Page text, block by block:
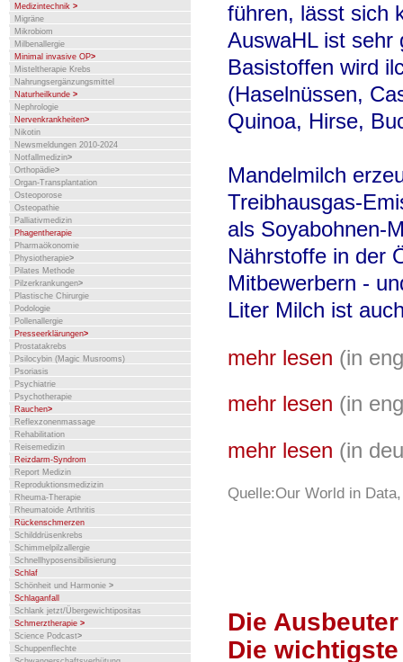
Medizintechnik >
Migräne
Mikrobiom
Milbenallergie
Minimal invasive OP>
Misteltherapie Krebs
Nahrungsergänzungsmittel
Naturheilkunde >
Nephrologie
Nervenkrankheiten>
Nikotin
Newsmeldungen 2010-2024
Notfallmedizin>
Orthopädie>
Organ-Transplantation
Osteoporose
Osteopathie
Palliativmedizin
Phagentherapie
Pharmaökonomie
Physiotherapie>
Pilates Methode
Pilzerkrankungen>
Plastische Chirurgie
Podologie
Pollenallergie
Presseerklärungen>
Prostatakrebs
Psilocybin (Magic Musrooms)
Psoriasis
Psychiatrie
Psychotherapie
Rauchen>
Reflexzonenmassage
Rehabilitation
Reisemedizin
Reizdarm-Syndrom
Report Medizin
Reproduktionsmedizizin
Rheuma-Therapie
Rheumatoide Arthritis
Rückenschmerzen
Schilddrüsenkrebs
Schimmelpilzallergie
Schnellhyposensibilisierung
Schlaf
Schönheit und Harmonie >
Schlaganfall
Schlank jetzt/Übergewichtipositas
Schmerztherapie >
Science Podcast>
Schuppenflechte
führen, lässt sich
AuswaHL ist sehr
Basistoffen wird
(Haselnüssen,
Quinoa, Hirse,
Mandelmilch
Treibhausgas-
als Soyabohnen-
Nährstoffe in der
Mitbewerbern -
Liter Milch ist
mehr lesen (in
mehr lesen (in
mehr lesen (in
Quelle:Our World in
Die Ausbeuter
Die